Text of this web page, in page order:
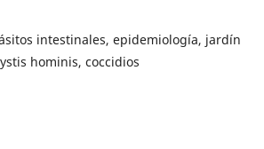
intestinales, epidemiología, jardín
hominis, coccidios